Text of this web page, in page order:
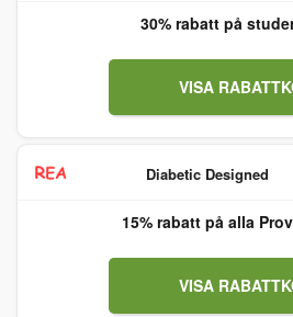
30% rabatt på
VISA
Diabetic Designed
15% rabatt på alla
VISA